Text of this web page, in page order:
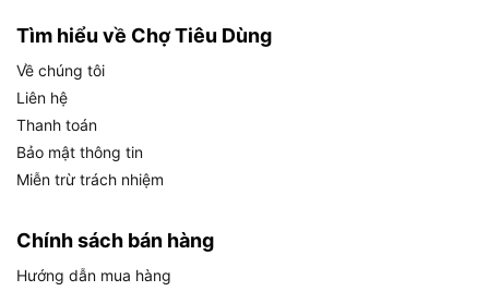
bị nứt vỡ hay biến dạng trong quá trình sử
dụng lâu dài.
Dễ vệ sinh: Bề mặt nhựa mịn, chống bám bẩn,
giúp bạn dễ dàng làm sạch sau mỗi ca làm
việc.
So với các dòng mặt nạ hàn tự động đắt tiền,
INGCO HHWM102 mang lại hiệu quả bảo vệ tương
Tìm hiểu về Chợ Tiêu Dùng
Về chúng tôi
Liên hệ
Thanh toán
Bảo mật thông tin
Miễn trừ trách nhiệm
Chính sách bán hàng
Hướng dẫn mua hàng